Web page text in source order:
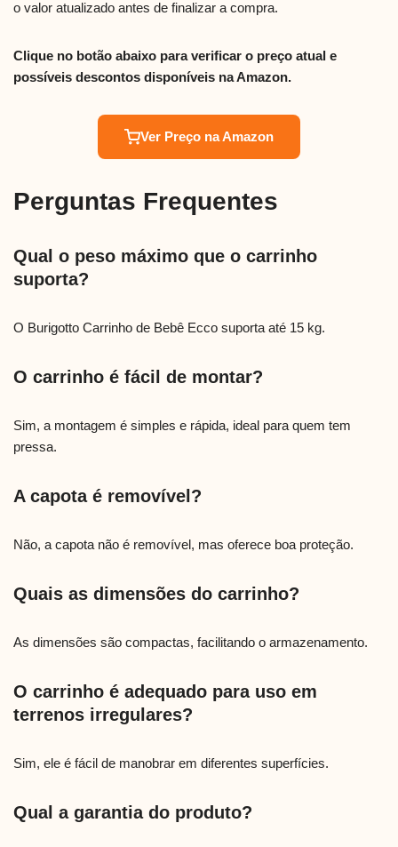
o valor atualizado antes de finalizar a compra.
Clique no botão abaixo para verificar o preço atual e
possíveis descontos disponíveis na Amazon.
Ver Preço na Amazon
Perguntas Frequentes
Qual o peso máximo que o carrinho
suporta?
O Burigotto Carrinho de Bebê Ecco suporta até 15 kg.
O carrinho é fácil de montar?
Sim, a montagem é simples e rápida, ideal para quem tem
pressa.
A capota é removível?
Não, a capota não é removível, mas oferece boa proteção.
Quais as dimensões do carrinho?
As dimensões são compactas, facilitando o armazenamento.
O carrinho é adequado para uso em
terrenos irregulares?
Sim, ele é fácil de manobrar em diferentes superfícies.
Qual a garantia do produto?